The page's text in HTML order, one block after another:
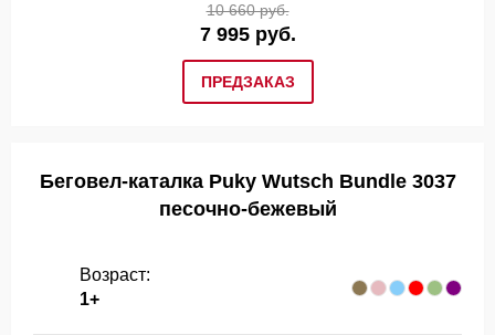
ПРЕДЗАКАЗ
10 660 руб.
7 995 руб.
Беговел-каталка Puky Wutsch Bundle 3037
песочно-бежевый
Возраст:
1+